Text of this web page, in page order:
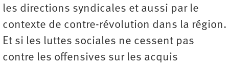
les directions syndicales et aussi par le
contexte de contre-révolution dans la région.
Et si les luttes sociales ne cessent pas
contre les offensives sur les acquis